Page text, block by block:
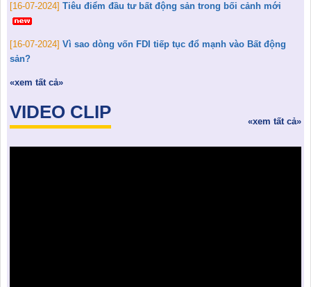
[16-07-2024] Tiêu điểm đầu tư bất động sản trong bối cảnh mới
[16-07-2024] Vì sao dòng vốn FDI tiếp tục đổ mạnh vào Bất động
sản?
«xem tất cả»
VIDEO CLIP «xem tất cả»